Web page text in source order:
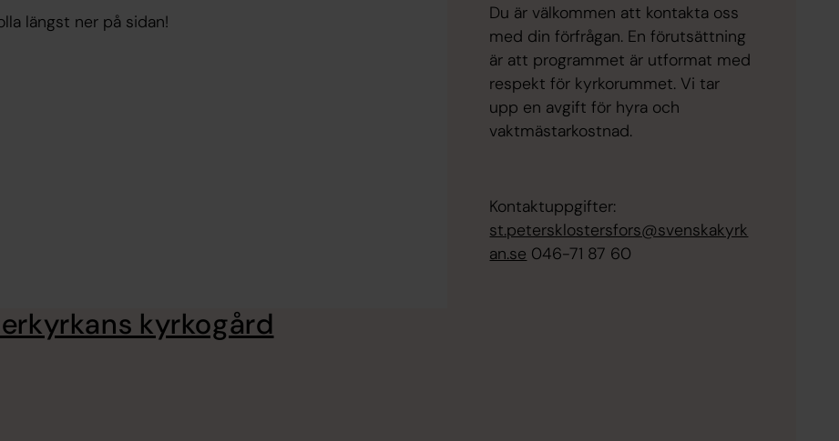
längst ner på sidan!
Du är välkommen att kontakta oss
med din förfrågan. En förutsättning
är att programmet är utformat med
respekt för kyrkorummet. Vi tar
upp en avgift för hyra och
vaktmästarkostnad.
Kontaktuppgifter:
st.petersklostersfors@svenskakyrk
an.se 046-71 87 60
kyrkogård